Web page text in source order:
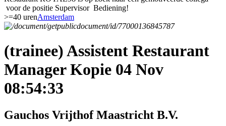
voor de positie Supervisor Bediening!
>=40 urenAmsterdam
(trainee) Assistent Restaurant
Manager Kopie 04 Nov
08:54:33
Gauchos Vrijthof Maastricht B.V.